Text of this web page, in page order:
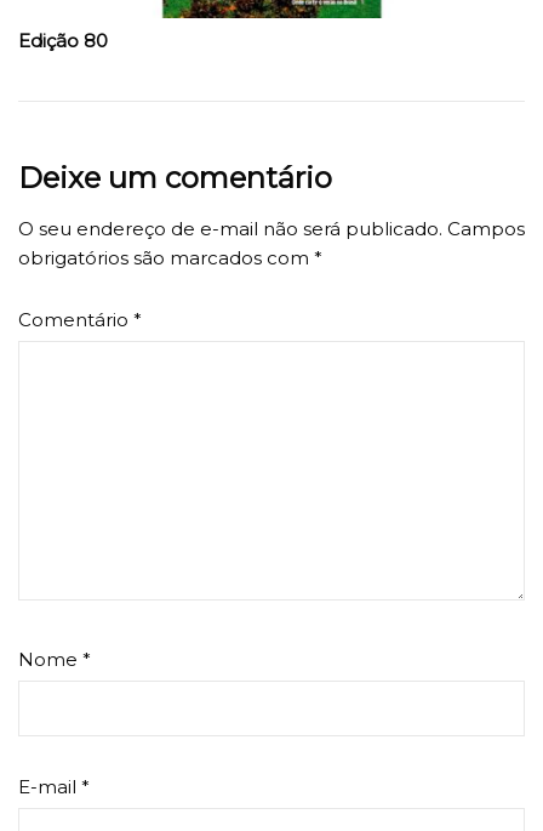
Edição 80
Deixe um comentário
O seu endereço de e-mail não será publicado. Campos
obrigatórios são marcados com *
Comentário *
Nome *
E-mail *